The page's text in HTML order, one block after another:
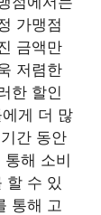
가맹점
금액만
저렴한
한 할인
게 더 많
간 동안
해 소비
할 수 있
통해 고